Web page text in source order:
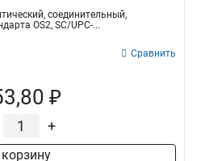
соединительный,
OS2, SC/UPC-...
Сравнить
₽
+